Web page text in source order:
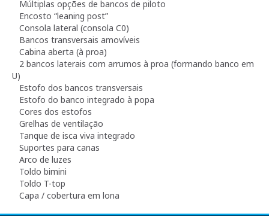
Múltiplas opções de bancos de piloto
Encosto “leaning post”
Consola lateral (consola C0)
Bancos transversais amovíveis
Cabina aberta (à proa)
2 bancos laterais com arrumos à proa (formando banco em
U)
Estofo dos bancos transversais
Estofo do banco integrado à popa
Cores dos estofos
Grelhas de ventilação
Tanque de isca viva integrado
Suportes para canas
Arco de luzes
Toldo bimini
Toldo T-top
Capa / cobertura em lona